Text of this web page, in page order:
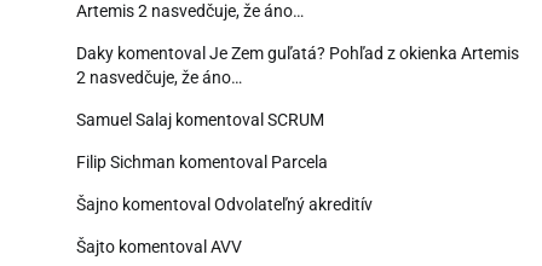
Artemis 2 nasvedčuje, že áno…
Daky komentoval Je Zem guľatá? Pohľad z okienka Artemis
2 nasvedčuje, že áno…
Samuel Salaj komentoval SCRUM
Filip Sichman komentoval Parcela
Šajno komentoval Odvolateľný akreditív
Šajto komentoval AVV